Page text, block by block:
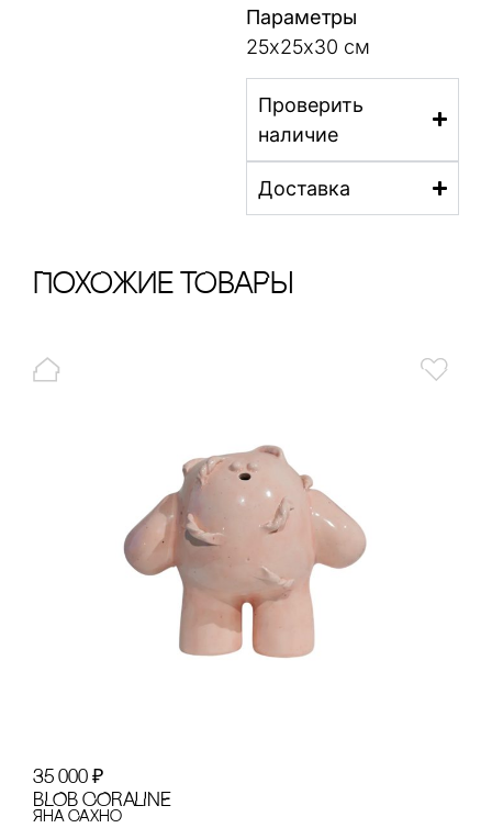
Параметры
25х25х30 см
Проверить
наличие
Доставка
ПохОжИе тОваРы
35 000 ₽
BLOB CORALINE
Яна Сахно